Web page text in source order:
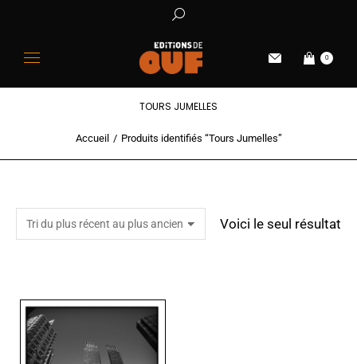
0
TOURS JUMELLES
Vous êtes ici :
Accueil Produits identifiés “Tours Jumelles”
Voici le seul résultat